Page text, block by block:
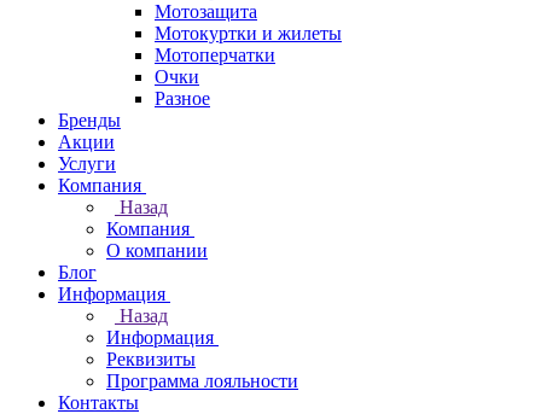
Мотозащита
Мотокуртки и жилеты
Мотоперчатки
Очки
Разное
Бренды
Акции
Услуги
Компания
Назад
Компания
О компании
Блог
Информация
Назад
Информация
Реквизиты
Программа лояльности
Контакты